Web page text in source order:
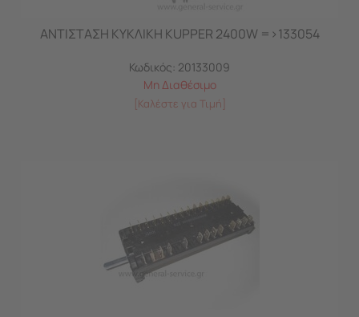
ΑΝΤΙΣΤΑΣΗ ΚΥΚΛΙΚΗ KUPPER 2400W =>133054
Κωδικός: 20133009
Μη Διαθέσιμο
[Καλέστε για Τιμή]